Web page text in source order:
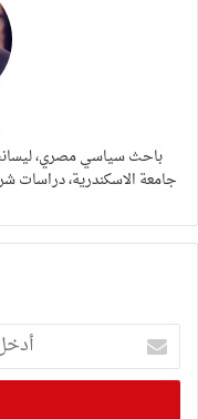
باحث سياسي مصري، ليسانس
جامعة الاسكندرية، دراسات
أدخل
بريدك
الإلكتروني